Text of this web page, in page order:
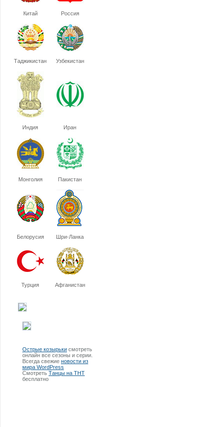
Китай Россия
Таджикистан Узбекистан
Индия Иран
Монголия Пакистан
Белорусия Шри-Ланка
Турция Афганистан
Острые козырьки смотреть
онлайн все сезоны и серии.
Всегда свежие новости из
мира WordPress
Смотреть Танцы на ТНТ
бесплатно